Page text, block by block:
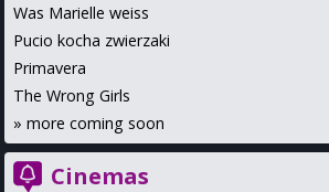
Was Marielle weiss
Pucio kocha zwierzaki
Primavera
The Wrong Girls
» more coming soon
Cinemas